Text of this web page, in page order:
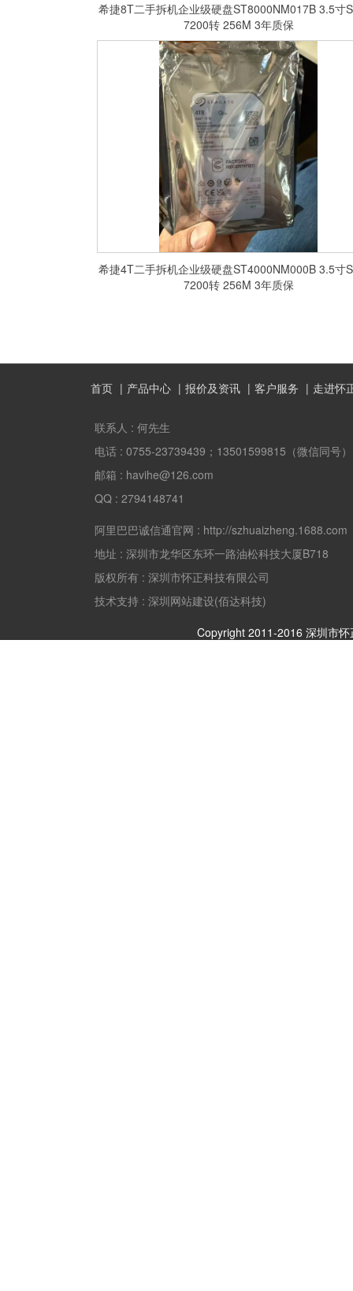
希捷8T二手拆机企业级硬盘ST8000NM017B 3.5寸
7200转 256M 3年质保
希捷4T二手拆机企业级硬盘ST4000NM000B 3.5寸
7200转 256M 3年质保
首页 产品中心 报价及资讯 客户服务 走进怀
联系人 : 何先生
电话 : 0755-23739439；13501599815（微信同号）
邮箱 : havihe@126.com
QQ : 2794148741
阿里巴巴诚信通官网 : http://szhuaizheng.1688.com
地址 : 深圳市龙华区东环一路油松科技大厦B718
版权所有 : 深圳市怀正科技有限公司
技术支持 : 深圳网站建设(佰达科技)
Copyright 2011-2016 深圳市